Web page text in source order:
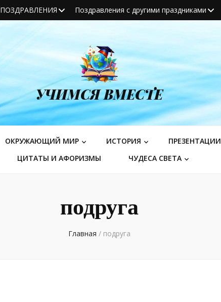
ПОЗДРАВЛЕНИЯ Поздравления с другими праздниками
УЧИМСЯ ВМЕСТЕ
ОКРУЖАЮЩИЙ МИР ИСТОРИЯ ПРЕЗЕНТАЦИИ
ЦИТАТЫ И АФОРИЗМЫ
ЧУДЕСА СВЕТА
подруга
Главная / подруга